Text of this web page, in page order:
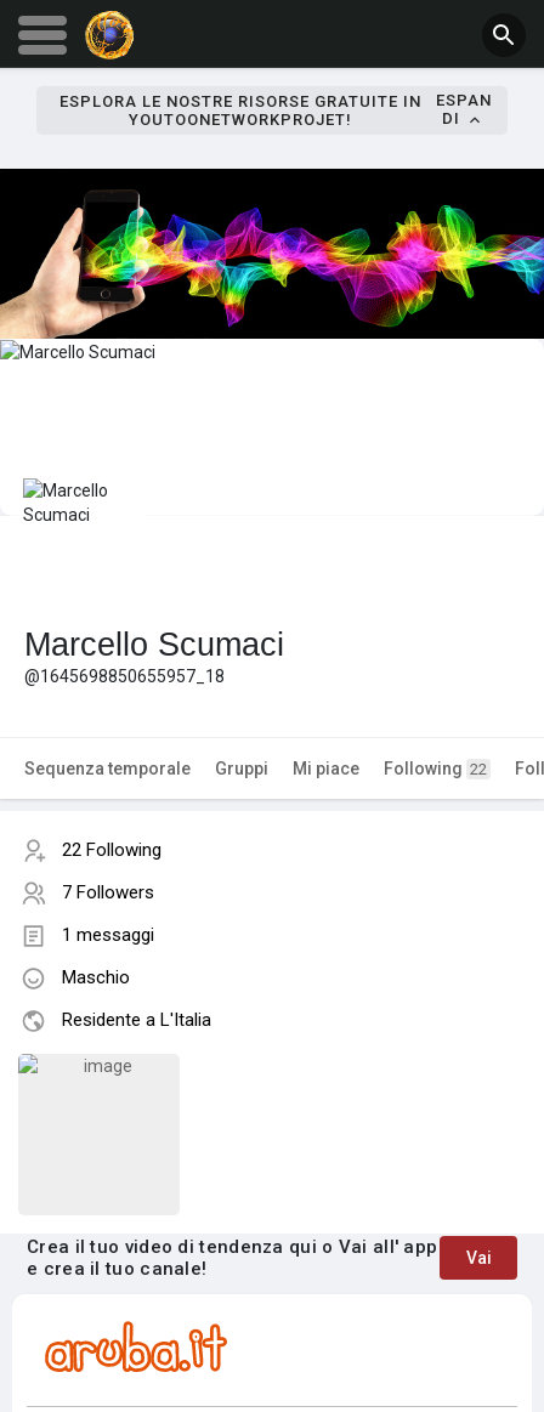
ESPLORA LE NOSTRE RISORSE GRATUITE IN
YOUTOONETWORKPROJET!
ESPAN
DI
Marcello Scumaci
@1645698850655957_18
Sequenza temporale Gruppi Mi piace Following 22
22 Following
7 Followers
1 messaggi
Maschio
Residente a L'Italia
Crea il tuo video di tendenza qui o Vai all' app
e crea il tuo canale!
Vai